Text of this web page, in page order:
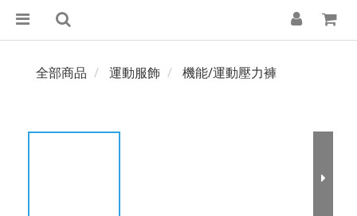
全部商品 運動服飾 機能/運動壓力褲